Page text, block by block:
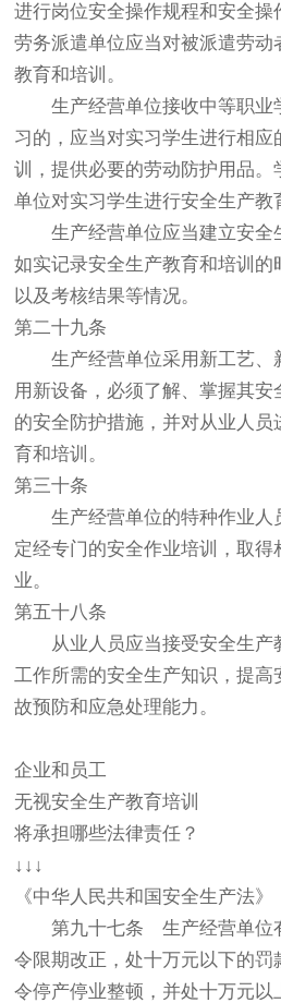
进行岗位安全操作规程和安全操
劳务派遣单位应当对被派遣劳
教育和培训。
生产经营单位接收中等职业
习的，应当对实习学生进行相
训，提供必要的劳动防护用品
单位对实习学生进行安全生产教
生产经营单位应当建立安全
如实记录安全生产教育和培训的
以及考核结果等情况。
第二十九条
生产经营单位采用新工艺、
用新设备，必须了解、掌握其安
的安全防护措施，并对从业人员
育和培训。
第三十条
生产经营单位的特种作业人
定经专门的安全作业培训，取
业。
第五十八条
从业人员应当接受安全生产
工作所需的安全生产知识，提高
故预防和应急处理能力。
企业和员工
无视安全生产教育培训
将承担哪些法律责任？
↓↓↓
《中华人民共和国安全生产法》
第九十七条 生产经营单位
令限期改正，处十万元以下的
令停产停业整顿，并处十万元以